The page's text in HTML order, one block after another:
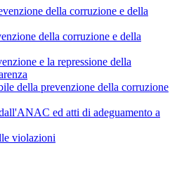
della corruzione e della
della corruzione e della
e la repressione della
della prevenzione della corruzione
ed atti di adeguamento a
violazioni